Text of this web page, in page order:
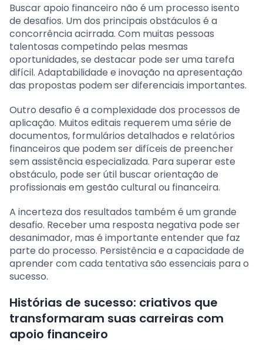
Buscar apoio financeiro não é um processo isento
de desafios. Um dos principais obstáculos é a
concorrência acirrada. Com muitas pessoas
talentosas competindo pelas mesmas
oportunidades, se destacar pode ser uma tarefa
difícil. Adaptabilidade e inovação na apresentação
das propostas podem ser diferenciais importantes.
Outro desafio é a complexidade dos processos de
aplicação. Muitos editais requerem uma série de
documentos, formulários detalhados e relatórios
financeiros que podem ser difíceis de preencher
sem assistência especializada. Para superar este
obstáculo, pode ser útil buscar orientação de
profissionais em gestão cultural ou financeira.
A incerteza dos resultados também é um grande
desafio. Receber uma resposta negativa pode ser
desanimador, mas é importante entender que faz
parte do processo. Persistência e a capacidade de
aprender com cada tentativa são essenciais para o
sucesso.
Histórias de sucesso: criativos que
transformaram suas carreiras com
apoio financeiro